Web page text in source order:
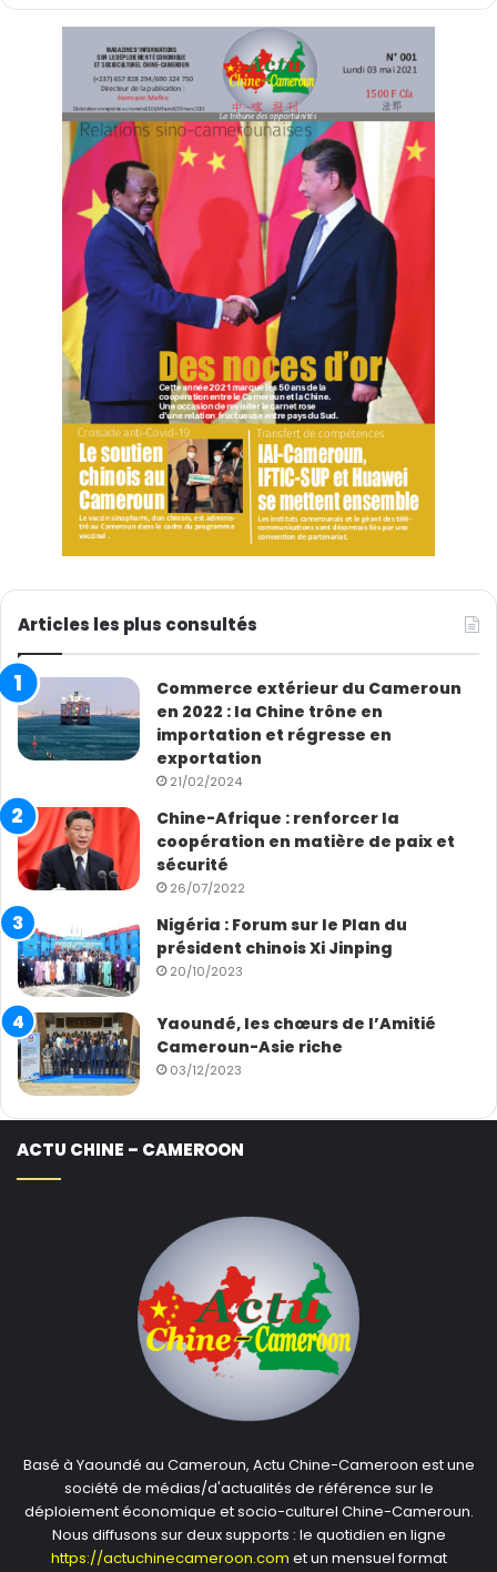
Articles les plus consultés
Commerce extérieur du Cameroun
en 2022 : la Chine trône en
importation et régresse en
exportation
21/02/2024
Chine-Afrique : renforcer la
coopération en matière de paix et
sécurité
26/07/2022
Nigéria : Forum sur le Plan du
président chinois Xi Jinping
20/10/2023
Yaoundé, les chœurs de l’Amitié
Cameroun-Asie riche
03/12/2023
ACTU CHINE – CAMEROON
Basé à Yaoundé au Cameroun, Actu Chine-Cameroon est une
société de médias/d'actualités de référence sur le
déploiement économique et socio-culturel Chine-Cameroun.
Nous diffusons sur deux supports : le quotidien en ligne
https://actuchinecameroon.com et un mensuel format